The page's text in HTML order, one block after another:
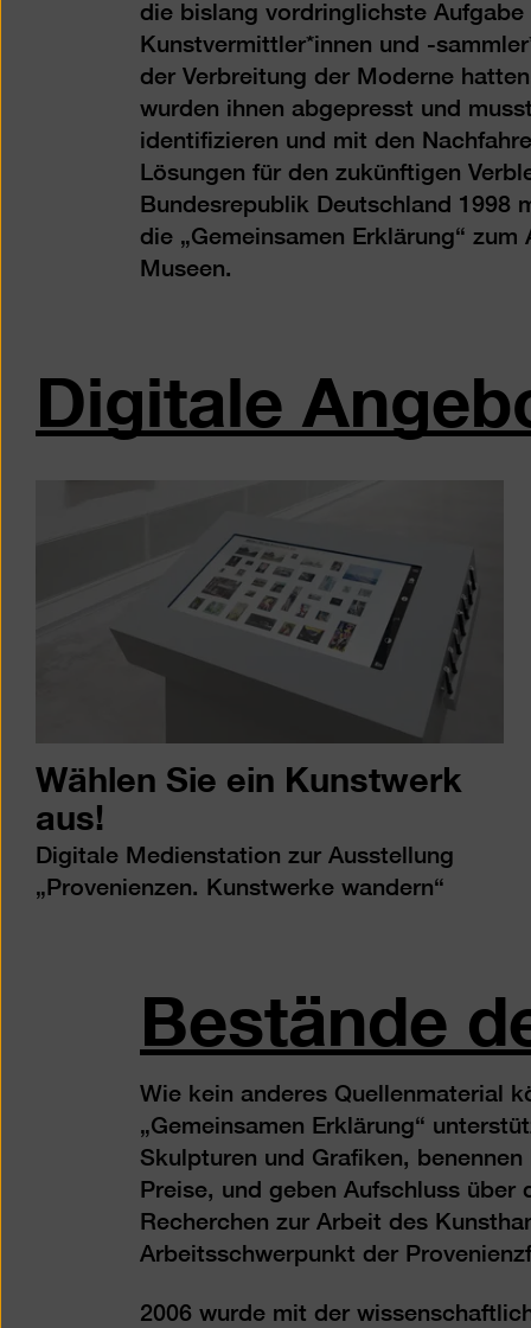
die bislang vordringlichste Aufgabe
Kunstvermittler*innen und -
der Verbreitung der Moderne
wurden ihnen abgepresst und
identifizieren und mit den
Lösungen für den zukünftigen
Bundesrepublik Deutschland 1998
die „Gemeinsamen Erklärung“
Museen.
Digitale
Wählen Sie ein Kunstwerk
aus!
Digitale Medienstation zur Ausstellung
„Provenienzen. Kunstwerke wandern“
Bestände
Wie kein anderes Quellenmaterial
„Gemeinsamen Erklärung“
Skulpturen und Grafiken,
Preise, und geben Aufschluss über
Recherchen zur Arbeit des
Arbeitsschwerpunkt der
2006 wurde mit der